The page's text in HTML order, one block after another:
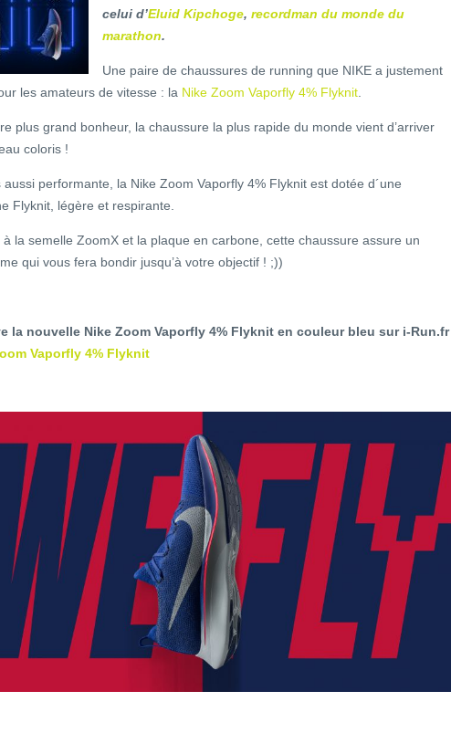
celui d’Eluid Kipchoge, recordman du monde du
marathon.
Une paire de chaussures de running que NIKE a justement
les amateurs de vitesse : la Nike Zoom Vaporfly 4% Flyknit
plus grand bonheur, la chaussure la plus rapide du monde vient d’arriver
coloris !
aussi performante, la Nike Zoom Vaporfly 4% Flyknit est dotée d´une
Flyknit, légère et respirante.
à la semelle ZoomX et la plaque en carbone, cette chaussure assure un
qui vous fera bondir jusqu’à votre objectif ! ;))
la nouvelle Nike Zoom Vaporfly 4% Flyknit en couleur bleu sur i-Run.fr
Vaporfly 4% Flyknit